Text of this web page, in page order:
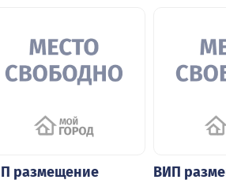
размещение ВИП